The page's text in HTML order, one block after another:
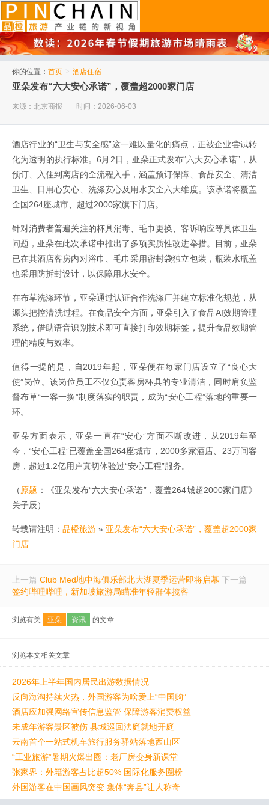
你的位置： 首页 > 酒店住宿
亚朵发布“六大安心承诺”，覆盖超2000家门店
来源：北京商报 时间：2026-06-03
酒店行业的“卫生与安全感”这一难以量化的痛点，正被企业尝试转
化为透明的执行标准。6月2日，亚朵正式发布“六大安心承诺”，从
预订、入住到离店的全流程入手，涵盖预订保障、食品安全、清洁
卫生、日用心安心、洗涤安心及用水安全六大维度。该承诺将覆盖
全国264座城市、超过2000家旗下门店。
针对消费者普遍关注的杯具消毒、毛巾更换、客诉响应等具体卫生
问题，亚朵在此次承诺中推出了多项实质性改进举措。目前，亚朵
已在其酒店客房内对浴巾、毛巾采用密封袋独立包装，瓶装水瓶盖
也采用防拆封设计，以保障用水安全。
在布草洗涤环节，亚朵通过认证合作洗涤厂并建立标准化规范，从
源头把控清洗过程。在食品安全方面，亚朵引入了食品AI效期管理
系统，借助语音识别技术即可直接打印效期标签，提升食品效期管
理的精度与效率。
值得一提的是，自2019年起，亚朵便在每家门店设立了“良心大
使”岗位。该岗位员工不仅负责客房杯具的专业清洁，同时肩负监
督布草“一客一换”制度落实的职责，成为“安心工程”落地的重要一
环。
亚朵方面表示，亚朵一直在“安心”方面不断改进，从2019年至
今，“安心工程”已覆盖全国264座城市，2000多家酒店、23万间客
房，超过1.2亿用户真切体验过“安心工程”服务。
（原题 ：《亚朵发布“六大安心承诺”，覆盖264城超2000家门店》
关子辰）
转载请注明： 品橙旅游 » 亚朵发布“六大安心承诺”，覆盖超2000家
门店
上一篇 Club Med地中海俱乐部北大湖夏季运营即将启幕 下一篇
签约哔哩哔哩，新加坡旅游局瞄准年轻群体揽客
浏览有关 亚朵 资讯 的文章
浏览本文相关文章
2026年上半年国内居民出游数据情况
反向海淘持续火热，外国游客为啥爱上“中国购”
酒店应加强网络宣传信息监管 保障游客消费权益
未成年游客景区被伤 县城巡回法庭就地开庭
云南首个一站式机车旅行服务驿站落地西山区
“工业旅游”暑期火爆出圈：老厂房变身新课堂
张家界：外籍游客占比超50% 国际化服务圈粉
外国游客在中国画风突变 集体“奔县”让人称奇